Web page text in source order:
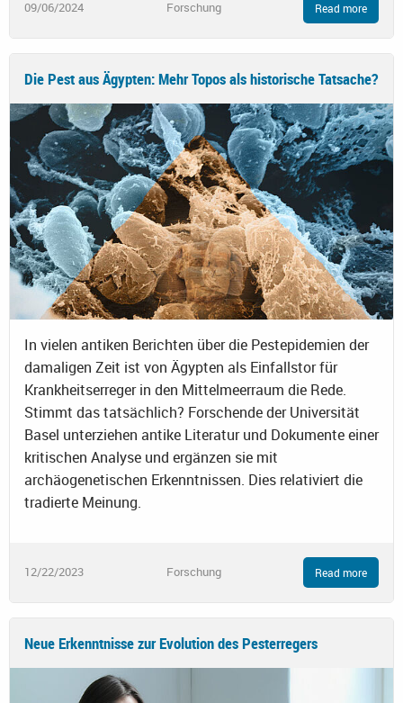
09/06/2024 Forschung Read more
Die Pest aus Ägypten: Mehr Topos als historische Tatsache?
In vielen antiken Berichten über die Pestepidemien der
damaligen Zeit ist von Ägypten als Einfallstor für
Krankheitserreger in den Mittelmeerraum die Rede.
Stimmt das tatsächlich? Forschende der Universität
Basel unterziehen antike Literatur und Dokumente einer
kritischen Analyse und ergänzen sie mit
archäogenetischen Erkenntnissen. Dies relativiert die
tradierte Meinung.
12/22/2023 Forschung Read more
Neue Erkenntnisse zur Evolution des Pesterregers